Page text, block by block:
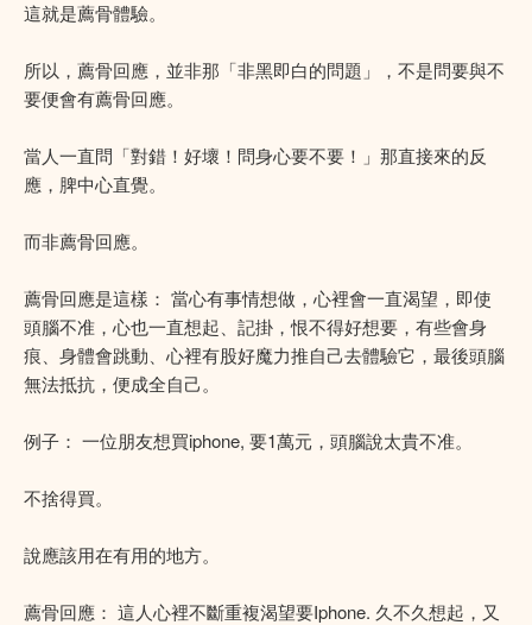
這就是薦骨體驗。
所以，薦骨回應，並非那「非黑即白的問題」，不是問要與不
要便會有薦骨回應。
當人一直問「對錯！好壞！問身心要不要！」那直接來的反
應，脾中心直覺。
而非薦骨回應。
薦骨回應是這樣： 當心有事情想做，心裡會一直渴望，即使
頭腦不准，心也一直想起、記掛，恨不得好想要，有些會身
痕、身體會跳動、心裡有股好魔力推自己去體驗它，最後頭腦
無法抵抗，便成全自己。
例子： 一位朋友想買iphone, 要1萬元，頭腦說太貴不准。
不捨得買。
說應該用在有用的地方。
薦骨回應： 這人心裡不斷重複渴望要Iphone. 久不久想起，又